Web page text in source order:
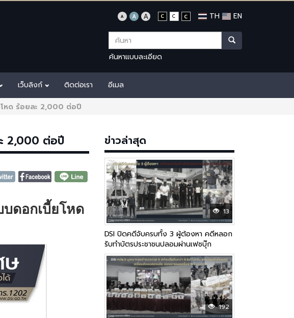
TH EN
ค้นหาแบบละเอียด
เว็บลิงก์ ติดต่อเรา อีเมล
โหด ร้อยละ 2,000 ต่อปี
2,000 ต่อปี
ดอกเบี้ยโหด
ข่าวล่าสุด
13
DSI ปิดคดีจับครบทั้ง 3 ผู้ต้องหา คดีหลอก
รับทำบัตรประชาชนปลอมผ่านเฟซบุ๊ก
192